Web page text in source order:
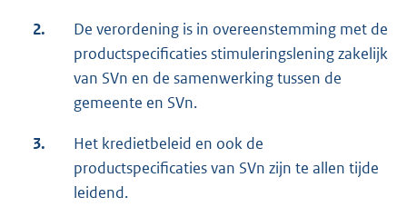
2.
De verordening is in overeenstemming met de
productspecificaties stimuleringslening zakelijk
van SVn en de samenwerking tussen de
gemeente en SVn.
3.
Het kredietbeleid en ook de
productspecificaties van SVn zijn te allen tijde
leidend.